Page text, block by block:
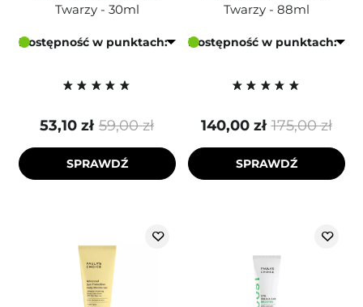
Twarzy - 30ml
Dostępność w punktach:
59,00 zł
53,10 zł
SPRAWDŹ
Twarzy - 88ml
Dostępność w punktach:
175,00 zł
140,00 zł
SPRAWDŹ